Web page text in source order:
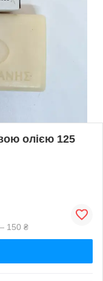
олією 125
150 ₴